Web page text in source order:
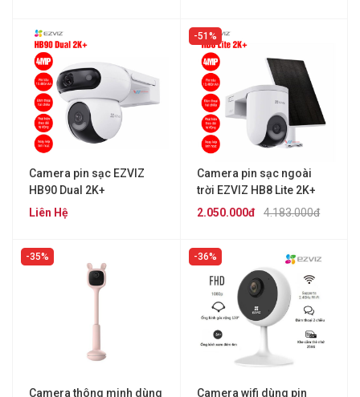
Camera pin sạc EZVIZ
HB90 Dual 2K+
Liên Hệ
51%
Camera pin sạc ngoài
trời EZVIZ HB8 Lite 2K+
4.183.000đ
2.050.000đ
35%
Camera thông minh dùng
36%
Camera wifi dùng pin